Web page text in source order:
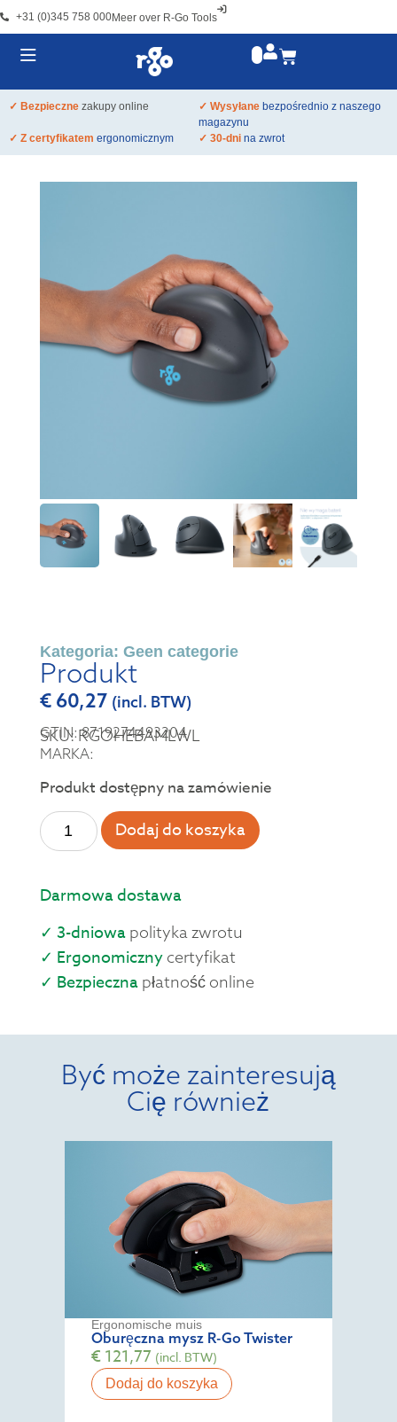
+31 (0)345 758 000Meer over R-Go Tools
✓ Bezpieczne zakupy online ✓ Wysyłane bezpośrednio z naszego
magazynu
✓ Z certyfikatem ergonomicznym ✓ 30-dni na zwrot
Kategoria: Geen categorie
Produkt
€60,27 (incl. BTW)
SKU: RGOHEBAMLWL
GTIN: 8719274493204
MARKA:
Produkt dostępny na zamówienie
Dodaj do koszyka
Darmowa dostawa
✓ 3-dniowapolityka zwrotu
✓ Ergonomicznycertyfikat
✓ Bezpiecznapłatność online
Być może zainteresują
Cię również
Ergonomische muis
Oburęczna mysz R-Go Twister
€121,77 (incl. BTW)
Dodaj do koszyka